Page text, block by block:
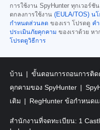
การใช้งาน SpyHunter ทุกเวอร์
ตกลงการใช้งาน (EULA/TOS) นโ
กำหนดส่วนลด ของเรา โปรดดู ค
ประเมินภัยคุกคาม ของเราด้วย ห
โปรดดูวิธีการ
บ้าน ขั้นตอนการถอนการติด
คุกคามของ SpyHunter
เติม
RegHunter ข้อกำหนดแ
สำนักงานที่จดทะเบียน: 1